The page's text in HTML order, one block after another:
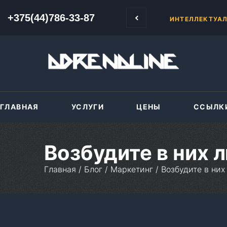
+375(44)786-33-87 +375(44)786-33-87
к актуальности и необходимости развития области интеллектуальной собственности ПЕРЕНОС
ГЛАВНАЯ УСЛУГИ ЦЕНЫ
Возбудите в них
Главная / Блог / Маркетинг / Возбудите в